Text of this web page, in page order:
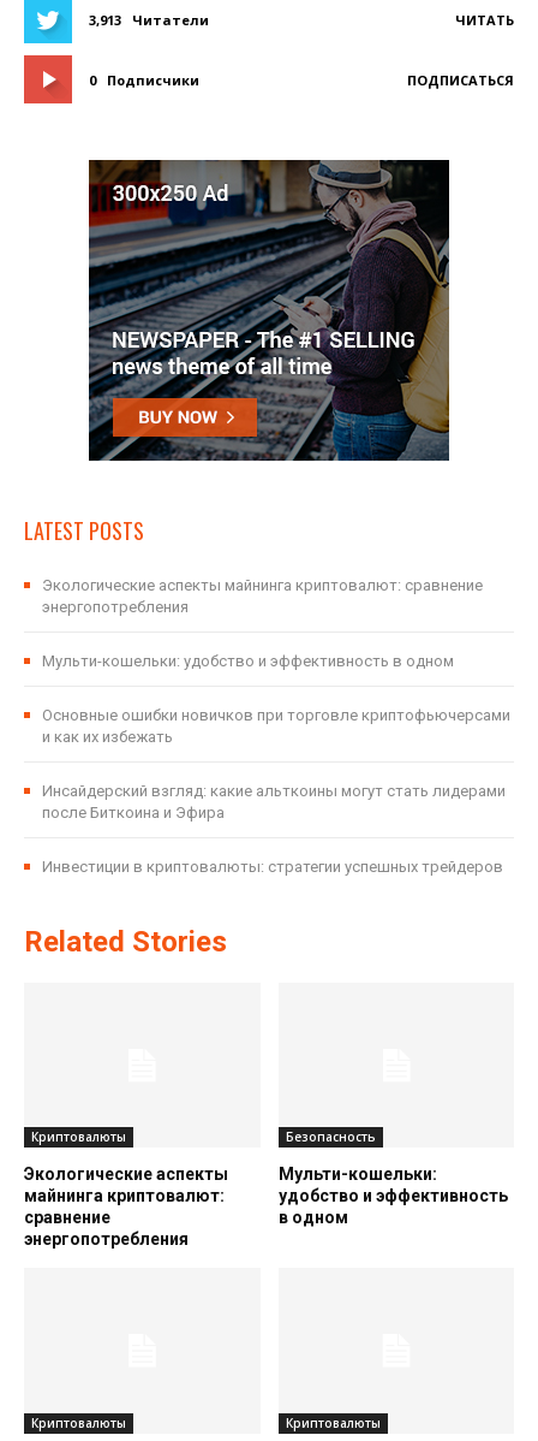
3,913 Читатели ЧИТАТЬ
0 Подписчики ПОДПИСАТЬСЯ
LATEST POSTS
Экологические аспекты майнинга криптовалют: сравнение
энергопотребления
Мульти-кошельки: удобство и эффективность в одном
Основные ошибки новичков при торговле криптофьючерсами
и как их избежать
Инсайдерский взгляд: какие альткоины могут стать лидерами
после Биткоина и Эфира
Инвестиции в криптовалюты: стратегии успешных трейдеров
Related Stories
Криптовалюты
Экологические аспекты
майнинга криптовалют:
сравнение
энергопотребления
Безопасность
Мульти-кошельки:
удобство и эффективность
в одном
Криптовалюты Криптовалюты